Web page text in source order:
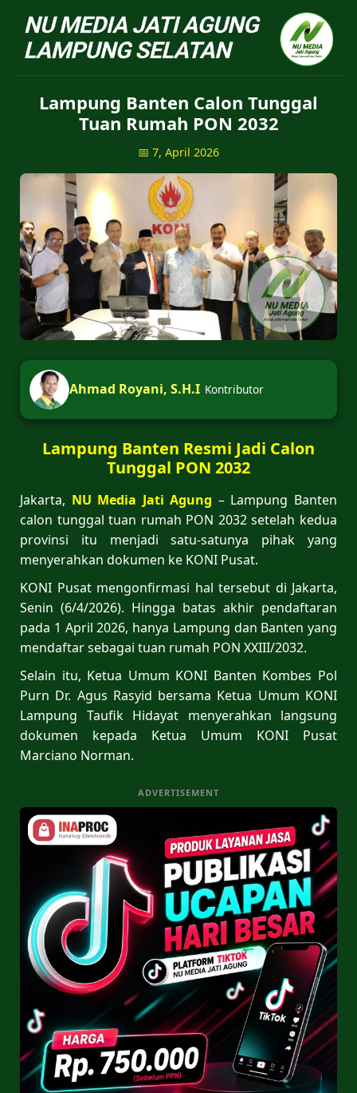
NU Jatiagung - Situs
Lampung Banten Calon Tunggal
Tuan Rumah PON 2032
📅 7, April 2026
Ahmad Royani, S.H.I Kontributor
Lampung Banten Resmi Jadi Calon
Tunggal PON 2032
Jakarta, NU Media Jati Agung – Lampung Banten
calon tunggal tuan rumah PON 2032 setelah kedua
provinsi itu menjadi satu-satunya pihak yang
menyerahkan dokumen ke KONI Pusat.
KONI Pusat mengonfirmasi hal tersebut di Jakarta,
Senin (6/4/2026). Hingga batas akhir pendaftaran
pada 1 April 2026, hanya Lampung dan Banten yang
mendaftar sebagai tuan rumah PON XXIII/2032.
Selain itu, Ketua Umum KONI Banten Kombes Pol
Purn Dr. Agus Rasyid bersama Ketua Umum KONI
Lampung Taufik Hidayat menyerahkan langsung
dokumen kepada Ketua Umum KONI Pusat
Marciano Norman.
ADVERTISEMENT